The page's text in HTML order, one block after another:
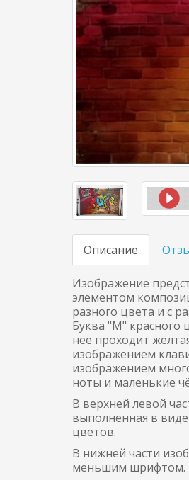
Описание
Изображение
элементом
разного цвета и с
Буква "M" красного
неё проходит
изображением
изображением
ноты и маленькие
В верхней левой
выполненная в виде
цветов.
В нижней части
меньшим шрифтом.